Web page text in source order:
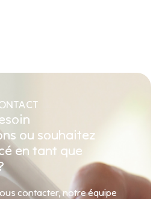
ou souhaitez
en tant que
contacter, notre équipe